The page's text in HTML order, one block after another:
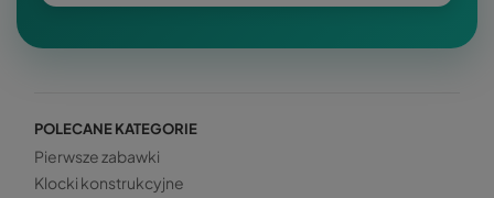
POLECANE KATEGORIE
Pierwsze zabawki
Klocki konstrukcyjne